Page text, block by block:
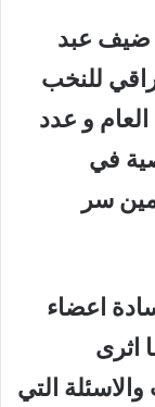
ضيف عبد
للنخب
و عدد
في
سر
اعضاء
اثرى
التي